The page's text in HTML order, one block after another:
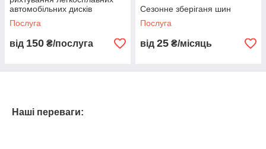
автомобільних дисків
Послуга
від 150 ₴/послуга
Сезонне зберіганя шин
Послуга
від 25 ₴/місяць
Наші переваги: